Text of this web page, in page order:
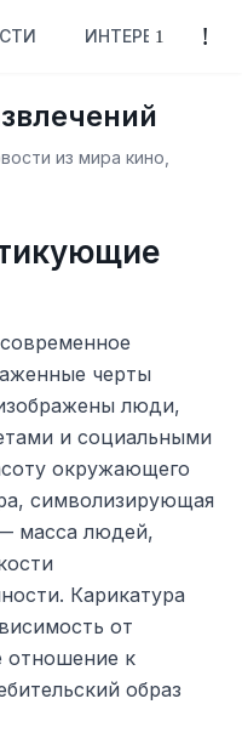
ИНТЕРЕСНОЕ
из мира кино,
черты
люди,
и социальными
окружающего
символизирующая
масса людей,
Карикатура
от
отношение к
образ